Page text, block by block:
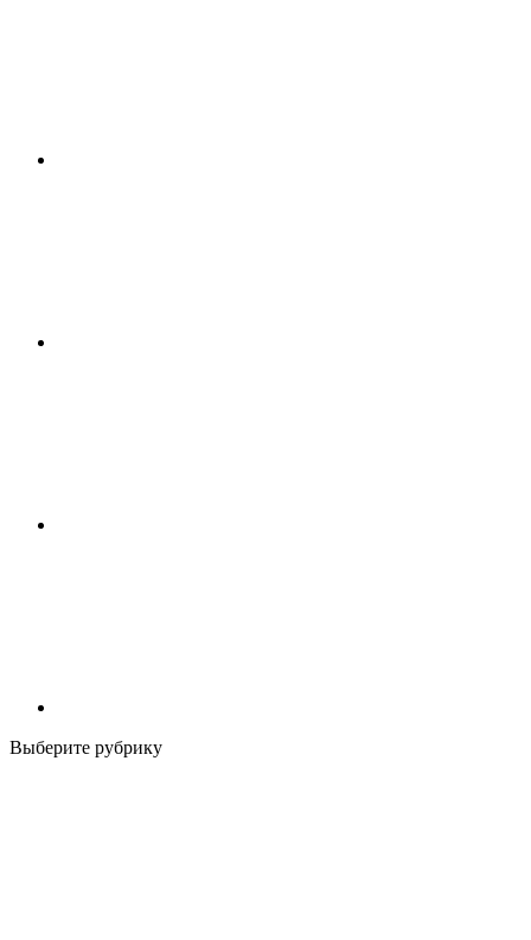
Выберите рубрику